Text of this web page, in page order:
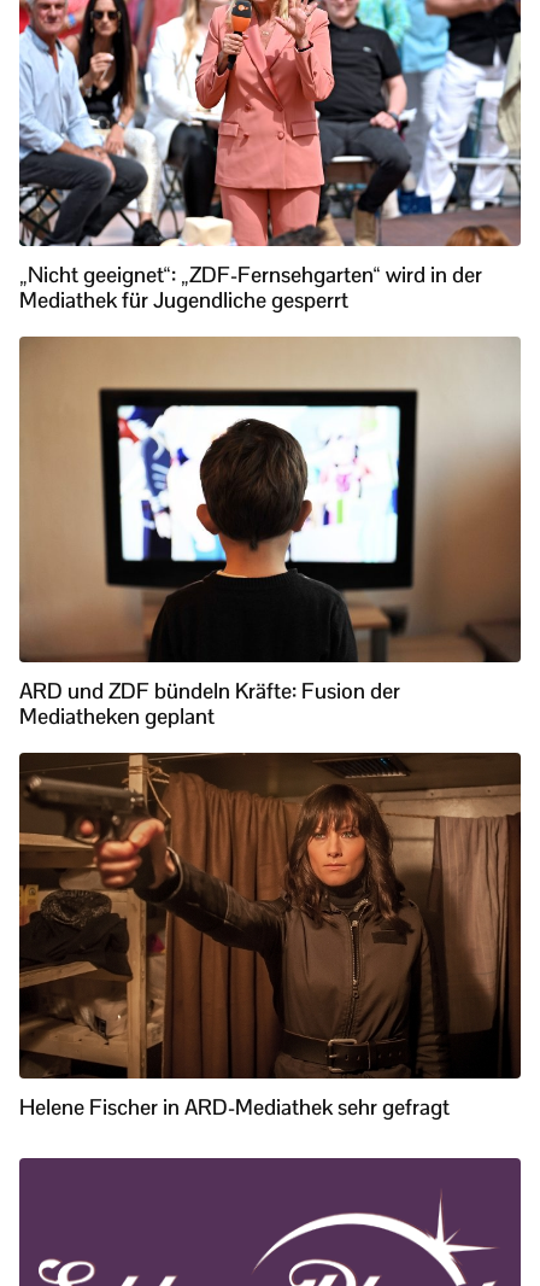
„Nicht geeignet“: „ZDF-Fernsehgarten“ wird in der
Mediathek für Jugendliche gesperrt
ARD und ZDF bündeln Kräfte: Fusion der
Mediatheken geplant
Helene Fischer in ARD-Mediathek sehr gefragt